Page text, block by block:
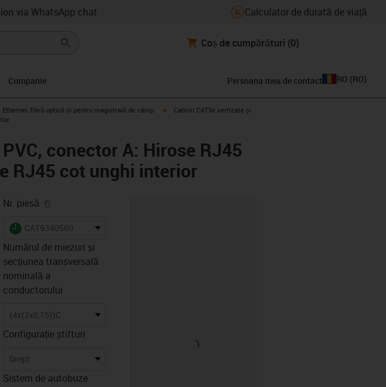
via WhatsApp chat Calculator de durată de viață
Coș de cumpărături (0)
Companie Persoana mea de contact RO (RO)
Ethernet, fibră optică și pentru magistrală de câmp igus-icon-arrow-right
Cabluri CAT5e sertizate și
conector A: Hirose RJ45
RJ45 cot unghi interior
Nr. piesă
igus-icon-lieferzeit
CAT9340560
Numărul de miezuri și
secțiunea transversală
nominală a
conductorului
(4x(2x0,15))C
Configurație știfturi
Drept
Sistem de autobuze